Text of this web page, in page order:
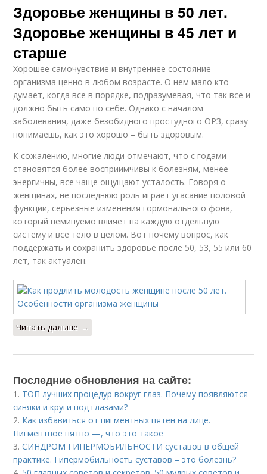
Здоровье женщины в 50 лет.
Здоровье женщины в 45 лет и
старше
Хорошее самочувствие и внутреннее состояние
организма ценно в любом возрасте. О нем мало кто
думает, когда все в порядке, подразумевая, что так все и
должно быть само по себе. Однако с началом
заболевания, даже безобидного простудного ОРЗ, сразу
понимаешь, как это хорошо – быть здоровым.
К сожалению, многие люди отмечают, что с годами
становятся более восприимчивы к болезням, менее
энергичны, все чаще ощущают усталость. Говоря о
женщинах, не последнюю роль играет угасание половой
функции, серьезные изменения гормонального фона,
который неминуемо влияет на каждую отдельную
систему и все тело в целом. Вот почему вопрос, как
поддержать и сохранить здоровье после 50, 53, 55 или 60
лет, так актуален.
Читать дальше →
Последние обновления на сайте:
1. ТОП лучших процедур вокруг глаз. Почему появляются
синяки и круги под глазами?
2. Как избавиться от пигментных пятен на лице.
Пигментное пятно —, что это такое
3.СИНДРОМ ГИПЕРМОБИЛЬНОСТИ суставов в общей
практике. Гипермобильность суставов – это болезнь?